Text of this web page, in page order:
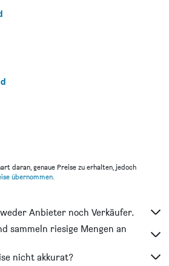
daran, genaue Preise zu erhalten, jedoch
übernommen.
Anbieter noch Verkäufer.
sammeln riesige Mengen an
nicht akkurat?